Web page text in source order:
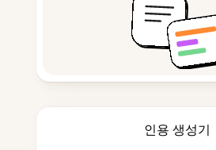
인용 생성기